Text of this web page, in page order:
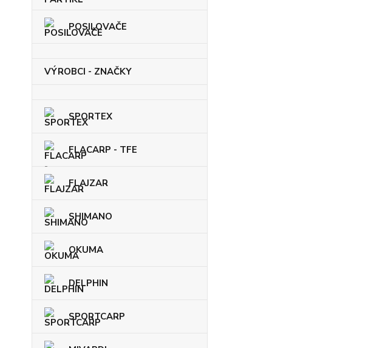
POSILOVAČE
VÝROBCI - ZNAČKY
SPORTEX
FLACARP - TFE
FLAJZAR
SHIMANO
OKUMA
DELPHIN
SPORTCARP